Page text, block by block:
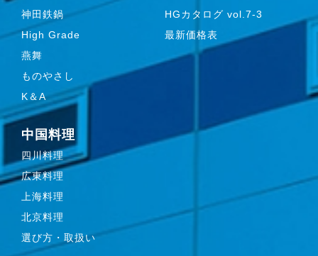
神田鉄鍋
High Grade
燕舞
ものやさし
K＆A
HGカタログ vol.7-3
最新価格表
中国料理
四川料理
広東料理
上海料理
北京料理
選び方・取扱い